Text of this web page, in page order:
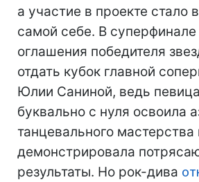
а участие в проекте стало
самой себе. В суперфинале
оглашения победителя
отдать кубок главной
Юлии Саниной, ведь певица
буквально с нуля освоила
танцевального мастерства
демонстрировала
результаты. Но рок-дива